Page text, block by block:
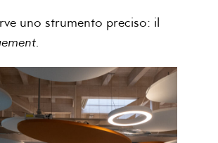
uno strumento preciso: il
.